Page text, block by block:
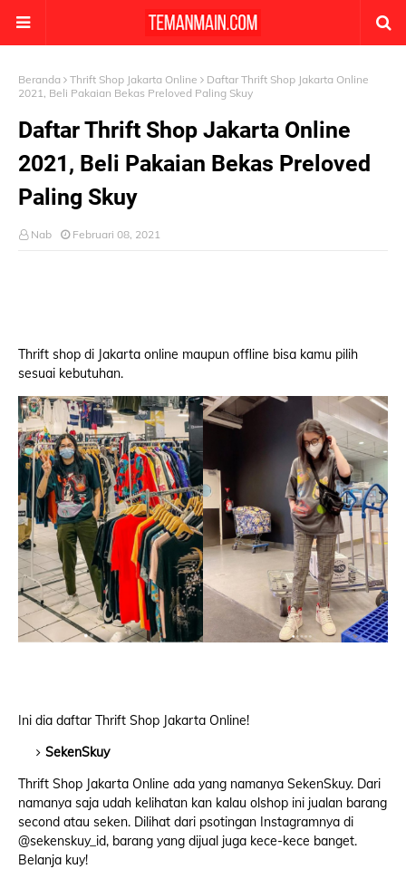
Beranda Thrift Shop Jakarta Online
Daftar Thrift Shop Jakarta Online
2021, Beli Pakaian Bekas Preloved Paling Skuy
Daftar Thrift Shop Jakarta Online
2021, Beli Pakaian Bekas Preloved
Paling Skuy
Nab Februari 08, 2021
Thrift shop di Jakarta online maupun offline bisa kamu pilih
sesuai kebutuhan.
Ini dia daftar Thrift Shop Jakarta Online!
SekenSkuy
Thrift Shop Jakarta Online ada yang namanya SekenSkuy. Dari
namanya saja udah kelihatan kan kalau olshop ini jualan barang
second atau seken. Dilihat dari psotingan Instagramnya di
@sekenskuy_id, barang yang dijual juga kece-kece banget.
Belanja kuy!